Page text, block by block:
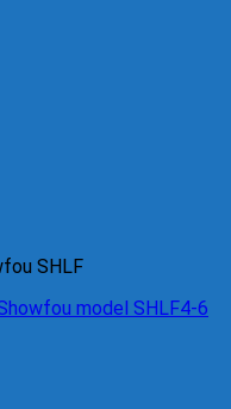
SHLF
model SHLF4-6